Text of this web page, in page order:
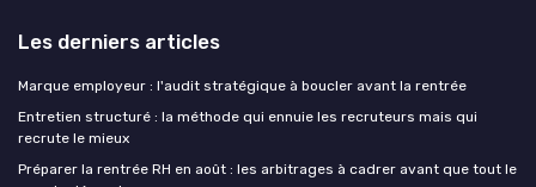
Les derniers articles
Marque employeur : l'audit stratégique à boucler avant la rentrée
Entretien structuré : la méthode qui ennuie les recruteurs mais qui
recrute le mieux
Préparer la rentrée RH en août : les arbitrages à cadrer avant que tout le